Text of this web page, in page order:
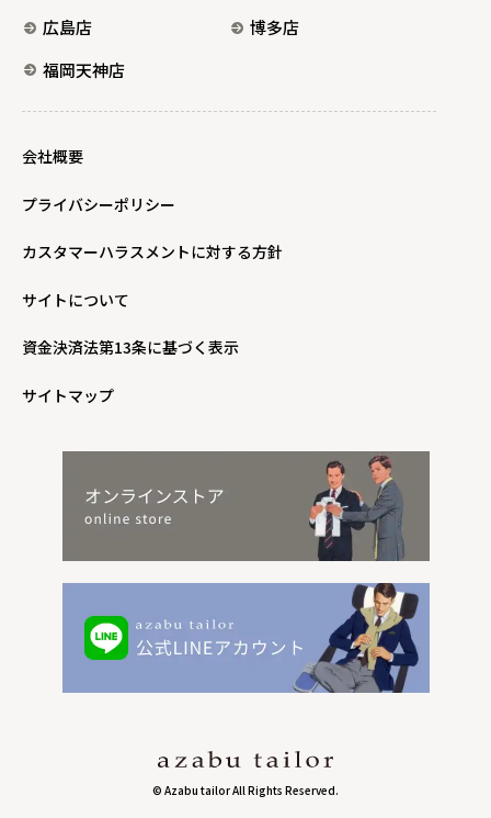
広島店
博多店
福岡天神店
会社概要
プライバシーポリシー
カスタマーハラスメントに対する方針
サイトについて
資金決済法第13条に基づく表示
サイトマップ
© Azabu tailor All Rights Reserved.